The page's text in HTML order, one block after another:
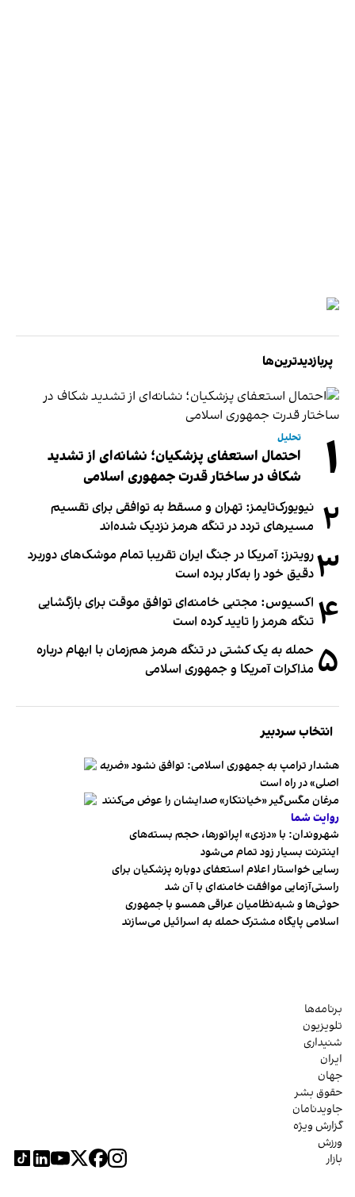
پربازدیدترین‌ها
۱ تحلیل
احتمال استعفای پزشکیان؛ نشانه‌ای از تشدید
شکاف در ساختار قدرت جمهوری اسلامی
۲ نیویورک‌تایمز: تهران و مسقط به توافقی برای تقسیم
مسیرهای تردد در تنگه هرمز نزدیک شده‌اند
۳رویترز: آمریکا در جنگ ایران تقریبا تمام موشک‌های دوربرد
دقیق خود را به‌کار برده است
۴ اکسیوس: مجتبی خامنه‌ای توافق موقت برای بازگشایی
تنگه هرمز را تایید کرده است
۵ حمله به یک کشتی در تنگه هرمز هم‌زمان با ابهام درباره
مذاکرات آمریکا و جمهوری اسلامی
انتخاب سردبیر
هشدار ترامپ به جمهوری اسلامی: توافق نشود «ضربه
اصلی» در راه است
مرغان مگس‌گیر «خیانتکار» صدایشان را عوض می‌کنند
روایت شما
شهروندان:‌ با «دزدی» اپراتورها، حجم بسته‌های
اینترنت بسیار زود تمام می‌شود
رسایی خواستار اعلام استعفای دوباره پزشکیان برای
راستی‌آزمایی موافقت خامنه‌ای با آن شد
حوثی‌ها و شبه‌نظامیان عراقی همسو با جمهوری
اسلامی پایگاه مشترک حمله به اسرائیل می‌سازند
برنامه‌ها
تلویزیون
شنیداری
ایران
جهان
حقوق بشر
جاویدنامان
گزارش ویژه
ورزش
بازار